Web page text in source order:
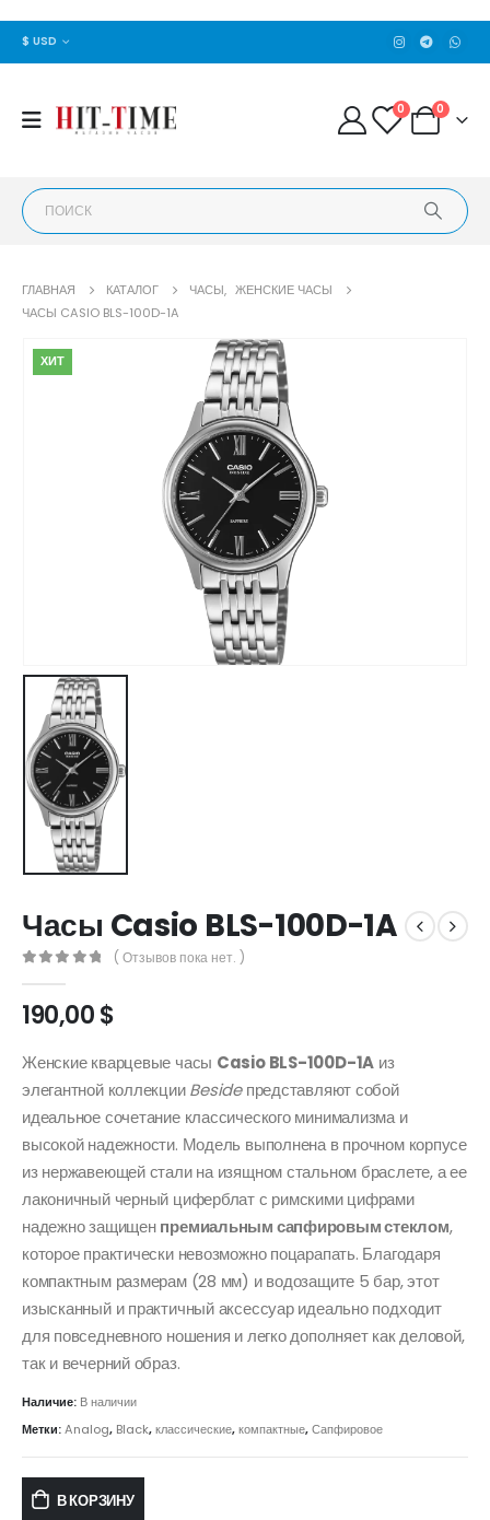
$ USD
0 0
ГЛАВНАЯ КАТАЛОГ ЧАСЫ, ЖЕНСКИЕ ЧАСЫ
ЧАСЫ CASIO BLS-100D-1A
ХИТ
Часы Casio BLS-100D-1A
( Отзывов пока нет. )
190,00$
Женские кварцевые часы Casio BLS-100D-1A из
элегантной коллекцииBesideпредставляют собой
идеальное сочетание классического минимализма и
высокой надежности. Модель выполнена в прочном корпусе
из нержавеющей стали на изящном стальном браслете, а ее
лаконичный черный циферблат с римскими цифрами
надежно защищенпремиальным сапфировым стеклом,
которое практически невозможно поцарапать. Благодаря
компактным размерам (28 мм) и водозащите 5 бар, этот
изысканный и практичный аксессуар идеально подходит
для повседневного ношения и легко дополняет как деловой,
так и вечерний образ.
Наличие: В наличии
Метки:Analog, Black,классические,компактные,Сапфировое
В КОРЗИНУ